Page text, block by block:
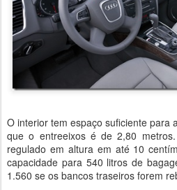
O interior tem espaço suficiente para
que o entreeixos é de 2,80
regulado em altura em até 10
capacidade para 540 litros de
1.560 se os bancos traseiros forem